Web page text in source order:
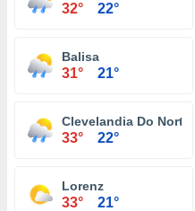
32° 22°
Balisa
31° 21°
Clevelandia Do Norte
33° 22°
Lorenz
33° 21°